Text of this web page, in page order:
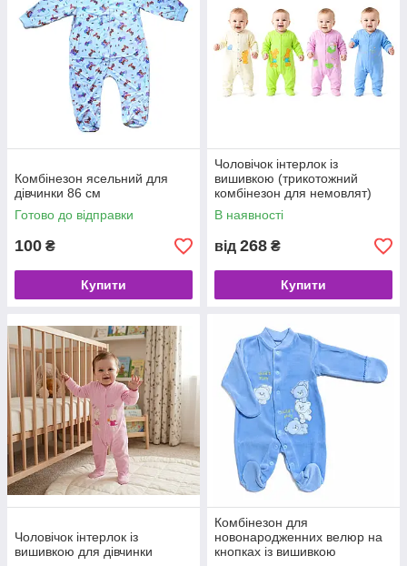
Комбінезон ясельний для
дівчинки 86 см
Готово до відправки
100 ₴
Купити
Чоловічок інтерлок із
вишивкою (трикотожний
комбінезон для немовлят)
В наявності
від 268 ₴
Купити
Чоловічок інтерлок із
вишивкою для дівчинки
Комбінезон для
новонародженних велюр на
кнопках із вишивкою